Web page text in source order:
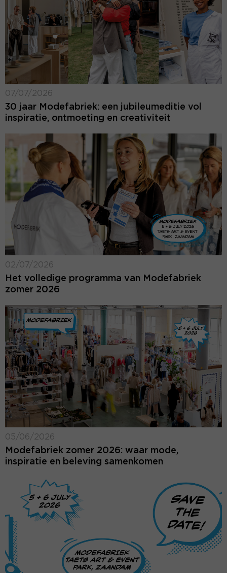
07/07/2026
30 jaar Modefabriek: een jubileumeditie vol
inspiratie, ontmoeting en creativiteit
02/07/2026
Het volledige programma van Modefabriek
zomer 2026
05/06/2026
Modefabriek zomer 2026: waar mode,
inspiratie en beleving samenkomen